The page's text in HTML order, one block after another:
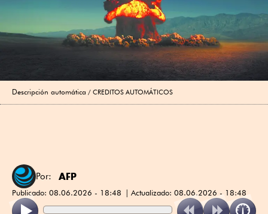
Descripción automática CREDITOS AUTOMÁTICOS
Por: AFP
Publicado: 08.06.2026 - 18:48 Actualizado: 08.06.2026 - 18:48